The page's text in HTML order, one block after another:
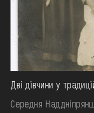
Дві дівчини у
Середня